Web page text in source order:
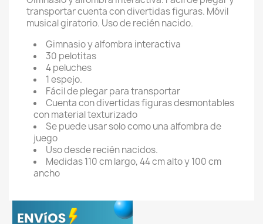
transportar cuenta con divertidas figuras. Móvil
musical giratorio. Uso de recién nacido.
Gimnasio y alfombra interactiva
30 pelotitas
4 peluches
1 espejo.
Fácil de plegar para transportar
Cuenta con divertidas figuras desmontables
con material texturizado
Se puede usar solo como una alfombra de
juego
Uso desde recién nacidos.
Medidas 110 cm largo, 44 cm alto y 100 cm
ancho